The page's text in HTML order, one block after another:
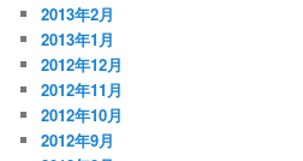
2013年2月
2013年1月
2012年12月
2012年11月
2012年10月
2012年9月